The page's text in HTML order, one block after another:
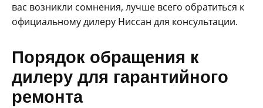
вас возникли сомнения‚ лучше всего обратиться к
официальному дилеру Ниссан для консультации.
Порядок обращения к
дилеру для гарантийного
ремонта